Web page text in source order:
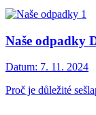
Naše odpadky
Datum: 7. 11. 2024
Proč je důležité